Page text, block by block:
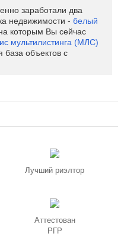
заработали два
недвижимости - белый
на которым Вы сейчас
мультилистинга (МЛС)
база объектов с
Лучший риэлтор
Аттестован
РГР